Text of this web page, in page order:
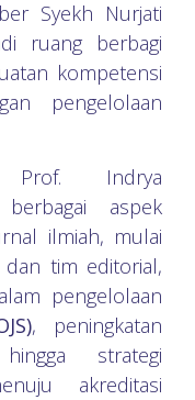
Syekh Nurjati
ruang berbagi
kompetensi
pengelolaan
Prof. Indrya
berbagai aspek
ilmiah, mulai
tim editorial,
pengelolaan
, peningkatan
strategi
akreditasi